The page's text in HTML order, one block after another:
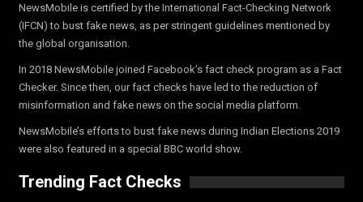
NewsMobile is certified by the International Fact-Checking Network
(IFCN) to bust fake news, as per stringent guidelines mentioned by
the global organisation.
In 2018 NewsMobile joined Facebook’s fact check program as a Fact
Checker. Since then, our fact checks have led to the reduction of
misinformation and fake news on the social media platform.
NewsMobile’s efforts to bust fake news during Indian Elections 2019
were also featured in a special BBC world show.
Trending Fact Checks